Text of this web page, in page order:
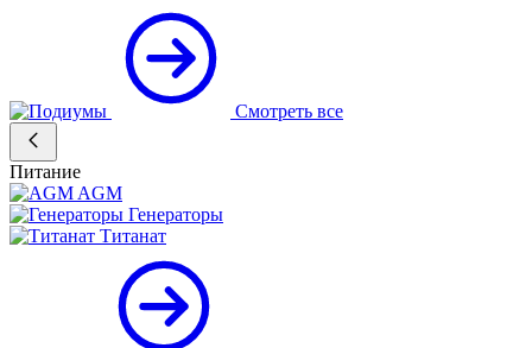
Смотреть все
Питание
AGM
Генераторы
Титанат